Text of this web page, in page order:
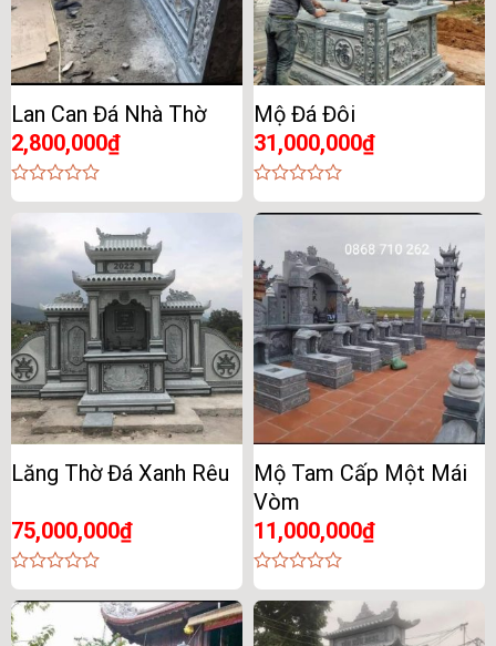
Lan Can Đá Nhà Thờ
2,800,000₫
0
of
Mộ Đá Đôi
31,000,000₫
0
out
Lăng Thờ Đá Xanh Rêu
75,000,000₫
0
out
of
5
Mộ Tam Cấp Một Mái
Vòm
11,000,000₫
0
out
of
5